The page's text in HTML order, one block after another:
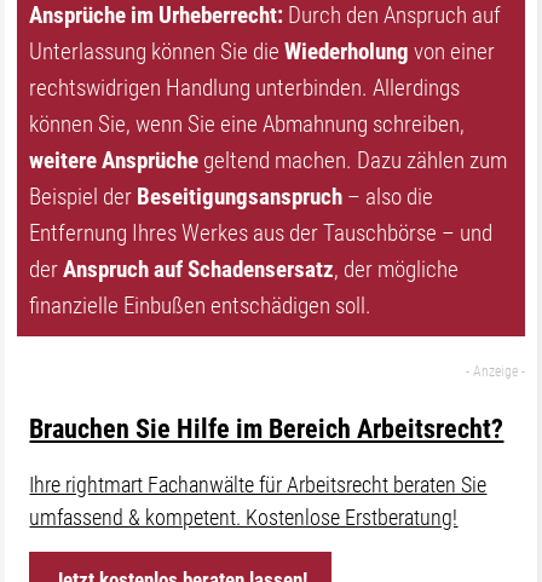
Ansprüche im Urheberrecht: Durch den Anspruch auf
Unterlassung können Sie dieWiederholung von einer
rechtswidrigen Handlung unterbinden. Allerdings
können Sie, wenn Sie eine Abmahnung schreiben,
weitere Ansprüche geltend machen. Dazu zählen zum
Beispiel der Beseitigungsanspruch – also die
Entfernung Ihres Werkes aus der Tauschbörse – und
derAnspruch auf Schadensersatz, der mögliche
finanzielle Einbußen entschädigen soll.
Brauchen Sie Hilfe im Bereich Arbeitsrecht?
Ihre rightmart Fachanwälte für Arbeitsrecht beraten Sie
umfassend & kompetent. Kostenlose Erstberatung!